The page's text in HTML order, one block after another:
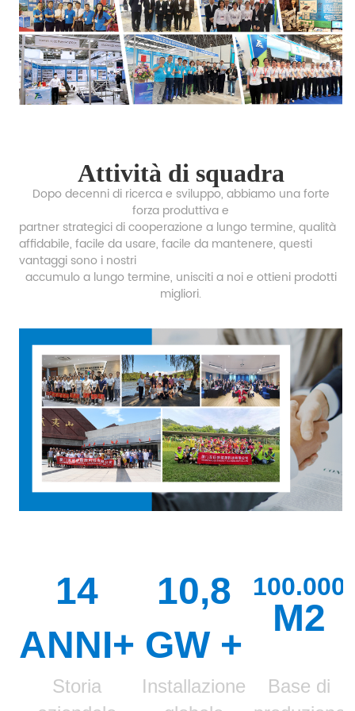
Attività di squadra
Dopo decenni di ricerca e sviluppo, abbiamo una forte
forza produttiva e
partner strategici di cooperazione a lungo termine, qualità
affidabile, facile da usare, facile da mantenere, questi
vantaggi sono i nostri
accumulo a lungo termine, unisciti a noi e ottieni prodotti
migliori.
14
ANNI+
10,8
GW +
100.000
M2
Storia
Installazione
Base di